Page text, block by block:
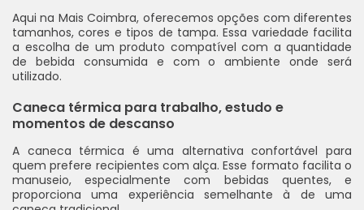
Aqui na Mais Coimbra, oferecemos opções com diferentes
tamanhos, cores e tipos de tampa. Essa variedade facilita
a escolha de um produto compatível com a quantidade
de bebida consumida e com o ambiente onde será
utilizado.
Caneca térmica para trabalho, estudo e
momentos de descanso
A caneca térmica é uma alternativa confortável para
quem prefere recipientes com alça. Esse formato facilita o
manuseio, especialmente com bebidas quentes, e
proporciona uma experiência semelhante à de uma